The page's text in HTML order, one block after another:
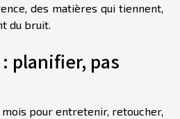
des matières qui tiennent,
du bruit.
planifier, pas
pour entretenir, retoucher,